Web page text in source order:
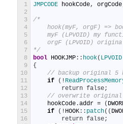
1
2
3
4
5
6
7
8
9
10
11
12
13
14
15
16
JMPCODE hookCode, orgCode
/*
hook(myF, orgF) =>
myF (LPVOID) my
orgF (LPVOID)
*/
bool HOOKJMP : : hook(
{
// backup original 5
if
( !
return false;
// overwrite original
hookCode .addr = (
if
( ! HOOK : : patch( (
return false;